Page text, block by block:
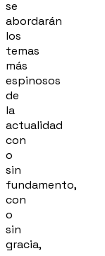
se
abordarán
los
temas
más
espinosos
de
la
actualidad
con
o
sin
fundamento,
con
o
sin
gracia,